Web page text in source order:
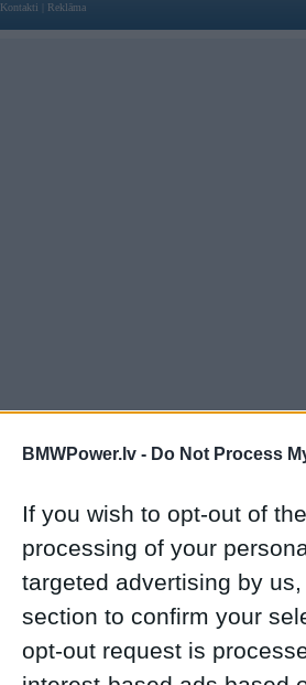
BMWPower.lv - Do Not Process
If you wish to opt-out of
processing of your
targeted advertising by
section to confirm your
opt-out request is
Kontakti Reklāma